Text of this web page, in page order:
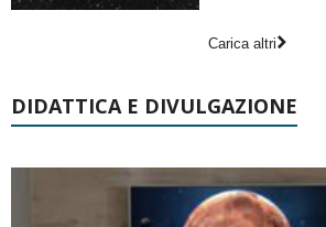
Carica altri
DIDATTICA E DIVULGAZIONE